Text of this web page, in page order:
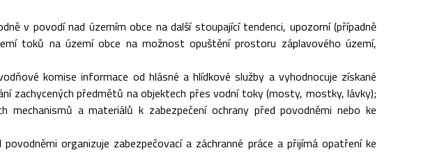
v povodí nad územím obce na další stoupající tendenci, upozorní (případně
toků na území obce na možnost opuštění prostoru záplavového území,
komise informace od hlásné a hlídkové služby a vyhodnocuje získané
zachycených předmětů na objektech přes vodní toky (mosty, mostky, lávky);
mechanismů a materiálů k zabezpečení ochrany před povodněmi nebo ke
organizuje zabezpečovací a záchranné práce a přijímá opatření ke